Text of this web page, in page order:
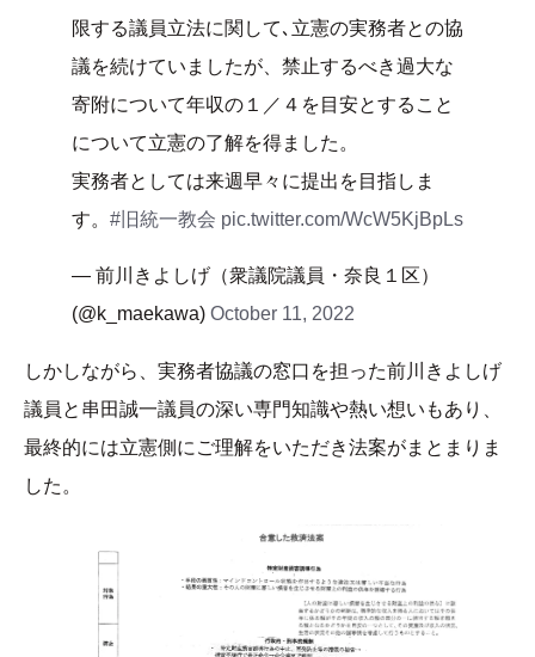
限する議員立法に関して､立憲の実務者との協
議を続けていましたが、禁止するべき過大な
寄附について年収の１／４を目安とすること
について立憲の了解を得ました。
実務者としては来週早々に提出を目指しま
す。 #旧統一教会 pic.twitter.com/WcW5KjBpLs
— 前川きよしげ（衆議院議員・奈良１区）
(@k_maekawa) October 11, 2022
しかしながら、実務者協議の窓口を担った前川きよしげ
議員と串田誠一議員の深い専門知識や熱い想いもあり、
最終的には立憲側にご理解をいただき法案がまとまりま
した。